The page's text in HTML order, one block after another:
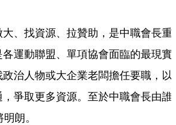
、找資源、拉贊助，是中職會長重
運動聯盟、單項協會面臨的最現實
治人物或大企業老闆擔任要職，以
爭取更多資源。至於中職會長由誰
朗。